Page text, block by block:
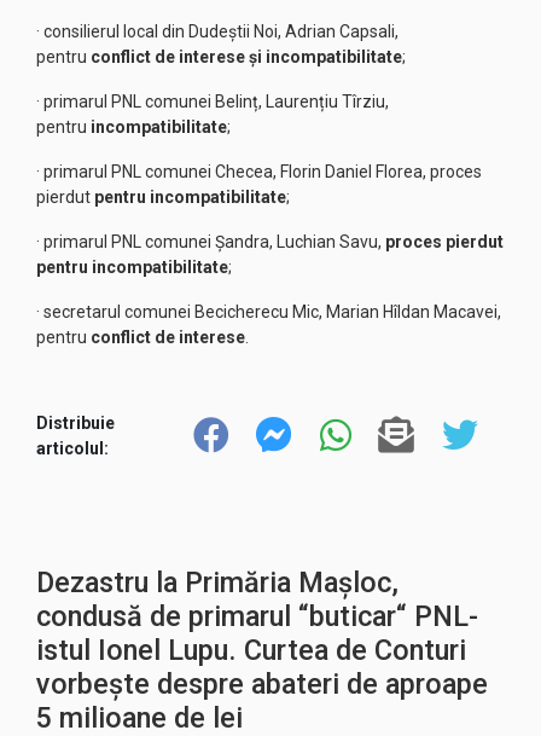
· consilierul local din Dudeștii Noi, Adrian Capsali,
pentru conflict de interese și incompatibilitate;
· primarul PNL comunei Belinț, Laurențiu Tîrziu,
pentru incompatibilitate;
· primarul PNL comunei Checea, Florin Daniel Florea, proces
pierdut pentru incompatibilitate;
· primarul PNL comunei Șandra, Luchian Savu, proces pierdut
pentru incompatibilitate;
· secretarul comunei Becicherecu Mic, Marian Hîldan Macavei,
pentru conflict de interese
Distribuie
articolul:
Dezastru la Primăria Mașloc,
condusă de primarul “buticar“ PNL-
istul Ionel Lupu. Curtea de Conturi
vorbește despre abateri de aproape
5 milioane de lei